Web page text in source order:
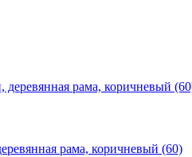
рама, коричневый (60)